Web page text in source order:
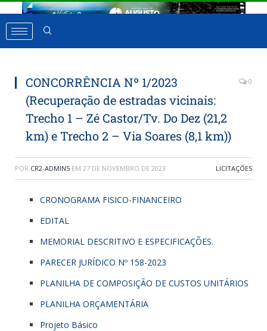
CONCORRÊNCIA Nº 1/2023
(Recuperação de estradas vicinais:
Trecho 1 – Zé Castor/Tv. Do Dez (21,2
km) e Trecho 2 – Via Soares (8,1 km))
0
POR CR2-ADMIN5 EM 27 DE NOVEMBRO DE 2023 LICITAÇÕES
CRONOGRAMA FISICO-FINANCEIRO
EDITAL
MEMORIAL DESCRITIVO E ESPECIFICAÇÕES.
PARECER JURÍDICO Nº 158-2023
PLANILHA DE COMPOSIÇÃO DE CUSTOS UNITÁRIOS
PLANILHA ORÇAMENTÁRIA
Projeto Básico